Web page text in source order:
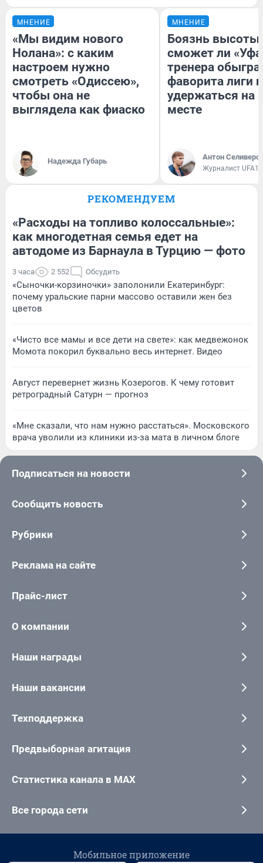
МНЕНИЕ
«Мы видим нового
Нолана»: с каким
настроем нужно
смотреть «Одиссею»,
чтобы она не
выглядела как фиаско
Надежда Губарь
МНЕНИЕ
Боязнь высоты:
сможет ли
тренера
фаворита лиги и
удержаться на
месте
Антон
Журналист
РЕКОМЕНДУЕМ
«Расходы на топливо колоссальные»:
как многодетная семья едет на
автодоме из Барнаула в Турцию — фото
3 часа 2 552 Обсудить
«Сыночки-корзиночки» заполонили Екатеринбург:
почему уральские парни массово оставили жен без
цветов
«Чисто все мамы и все дети на свете»: как медвежонок
Момота покорил буквально весь интернет. Видео
Август перевернет жизнь Козерогов. К чему готовит
ретроградный Сатурн — прогноз
«Мне сказали, что нам нужно расстаться». Московского
врача уволили из клиники из-за мата в личном блоге
Подписаться на новости
Сообщить новость
Рубрики
Реклама на сайте
Прайс-лист
О компании
Наши награды
Наши вакансии
Техподдержка
Предвыборная агитация
Статистика канала в MAX
Все города сети
Мобильное приложение